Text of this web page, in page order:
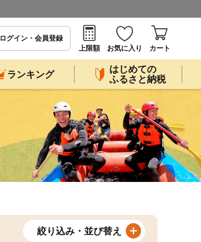
ログイン・会員登録
上限額
お気に入り カート
ランキング
はじめての
ふるさと納税
絞り込み・並び替え